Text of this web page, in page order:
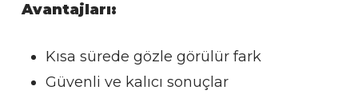
Avantajları:
Kısa sürede gözle görülür fark
Güvenli ve kalıcı sonuçlar